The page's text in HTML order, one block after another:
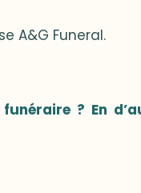
A&G Funeral.
? En